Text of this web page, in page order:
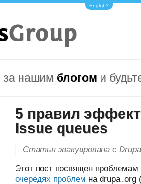
English?
за нашим блогом и
5 правил
Issue queues
Статья эвакуирована с
Этот пост посвящен проблемам
очередях проблем на drupal.org